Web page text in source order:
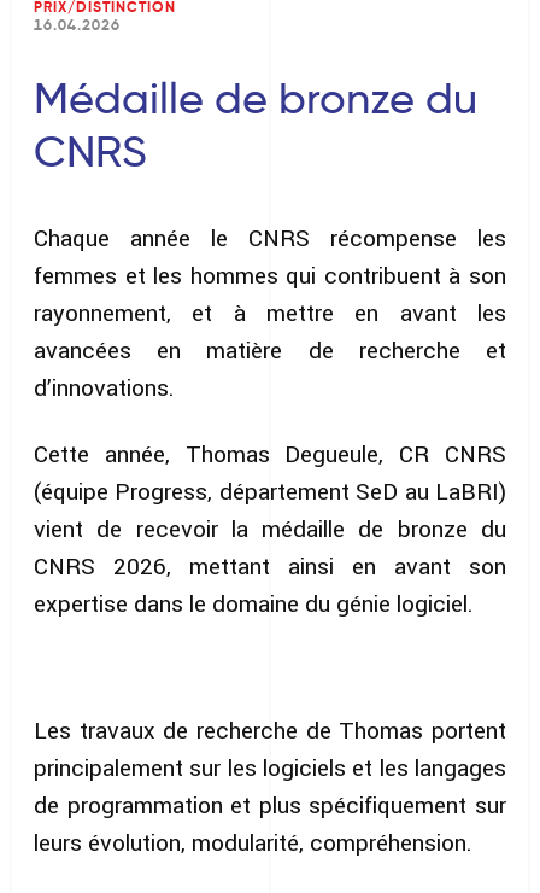
PRIX/DISTINCTION
16.04.2026
Médaille de bronze du
CNRS
Chaque année le CNRS récompense les
femmes et les hommes qui contribuent à son
rayonnement, et à mettre en avant les
avancées en matière de recherche et
d’innovations.
Cette année, Thomas Degueule, CR CNRS
(équipe Progress, département SeD au LaBRI)
vient de recevoir la médaille de bronze du
CNRS 2026, mettant ainsi en avant son
expertise dans le domaine du génie logiciel.
Les travaux de recherche de Thomas portent
principalement sur les logiciels et les langages
de programmation et plus spécifiquement sur
leurs évolution, modularité, compréhension.